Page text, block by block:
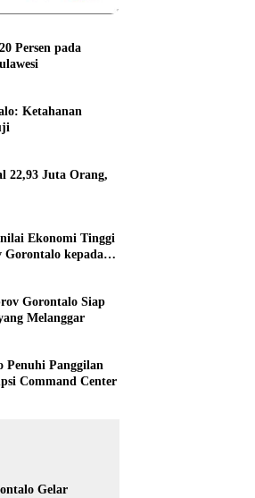
Persen pada
Ketahanan
22,93 Juta Orang,
Ekonomi Tinggi
Gorontalo kepada
Gorontalo Siap
Melanggar
Penuhi Panggilan
Command Center
Gelar